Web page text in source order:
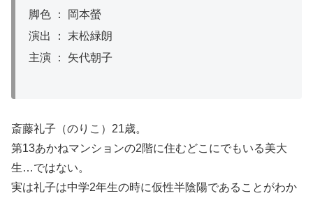
脚色 ： 岡本螢
演出 ： 末松緑朗
主演 ： 矢代朝子
斎藤礼子（のりこ）21歳。
第13あかねマンションの2階に住むどこにでもいる美大
生…ではない。
実は礼子は中学2年生の時に仮性半陰陽であることがわか